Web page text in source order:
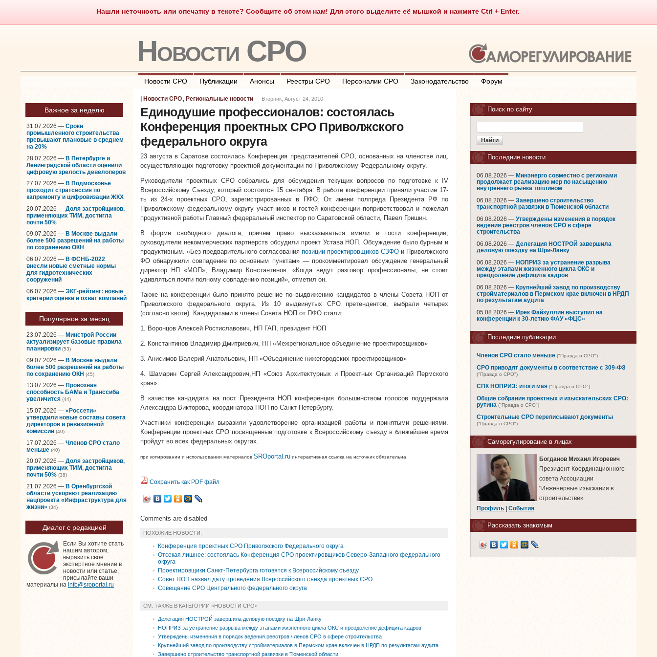
Нашли неточность или опечатку в тексте? Сообщите об этом нам! Для этого выделите её мышкой и нажмите Ctrl + Enter.
Саморегулирование Что такое СРО О портале Контакты Полезные ссылки
Новости СРО
Новости СРО Публикации Анонсы Реестры СРО Персоналии СРО Законодательство Форум
Важное за неделю
31.07.2026 — Сроки
промышленного строительства
превышают плановые в среднем
на 20%
28.07.2026 — В Петербурге и
Ленинградской области оценили
цифровую зрелость девелоперов
27.07.2026 — В Подмосковье
проходит стратсессия по
капремонту и цифровизации ЖКХ
20.07.2026 — Доля застройщиков,
применяющих ТИМ, достигла
почти 50%
09.07.2026 — В Москве выдали
более 500 разрешений на работы
по сохранению ОКН
06.07.2026 — В ФСНБ-2022
внесли новые сметные нормы
для гидротехнических
сооружений
06.07.2026 — ЭКГ-рейтинг: новые
критерии оценки и охват компаний
Популярное за месяц
23.07.2026 — Минстрой России
актуализирует базовые правила
планировки (53)
09.07.2026 — В Москве выдали
более 500 разрешений на работы
по сохранению ОКН (45)
13.07.2026 — Провозная
способность БАМа и Транссиба
увеличится (44)
15.07.2026 — «Россети»
утвердили новые составы совета
директоров и ревизионной
комиссии (40)
17.07.2026 — Членов СРО стало
меньше (40)
20.07.2026 — Доля застройщиков,
применяющих ТИМ, достигла
почти 50% (38)
21.07.2026 — В Оренбургской
области ускоряют реализацию
нацпроекта «Инфраструктура для
жизни» (34)
Диалог с редакцией
Если Вы хотите стать
нашим автором,
выразить своё
экспертное мнение в
новости или статье,
присылайте ваши
материалы на info@sroportal.ru
Новости СРО, Региональные новости Вторник, Август 24, 2010
Единодушие профессионалов: состоялась
Конференция проектных СРО Приволжского
федерального округа
23 августа в Саратове состоялась Конференция представителей СРО, основанных на членстве лиц,
осуществляющих подготовку проектной документации по Приволжскому Федеральному округу.
Руководители проектных СРО собрались для обсуждения текущих вопросов по подготовке к IV
Всероссийскому Съезду, который состоится 15 сентября. В работе конференции приняли участие 17-
ть из 24-х проектных СРО, зарегистрированных в ПФО. От имени полпреда Президента РФ по
Приволжскому федеральному округу участников и гостей конференции поприветствовал и пожелал
продуктивной работы Главный федеральный инспектор по Саратовской области, Павел Гришин.
В форме свободного диалога, причем право высказываться имели и гости конференции,
руководители некоммерческих партнерств обсудили проект Устава НОП. Обсуждение было бурным и
продуктивным. «Без предварительного согласования позиции проектировщиков СЗФО и Приволжского
ФО обнаружили совпадение по основным пунктам» — прокомментировал обсуждение генеральный
директор НП «МОП», Владимир Константинов. «Когда ведут разговор профессионалы, не стоит
удивляться почти полному совпадению позиций», отметил он.
Также на конференции было принято решение по выдвижению кандидатов в члены Совета НОП от
Приволжского федерального округа. Из 10 выдвинутых СРО претендентов, выбрали четырех
(согласно квоте). Кандидатами в члены Совета НОП от ПФО стали:
1. Воронцов Алексей Ростиславович, НП ГАП, президент НОП
2. Константинов Владимир Дмитриевич, НП «Межрегиональное объединение проектировщиков»
3. Анисимов Валерий Анатольевич, НП «Объединение нижегородских проектировщиков»
4. Шамарин Сергей Александрович,НП «Союз Архитектурных и Проектных Организаций Пермского
края»
В качестве кандидата на пост Президента НОП конференция большинством голосов поддержала
Александра Викторова, координатора НОП по Санкт-Петербургу.
Участники конференции выразили удовлетворение организацией работы и принятыми решениями.
Конференции проектных СРО посвященные подготовке к Всероссийскому съезду в ближайшее время
пройдут во всех федеральных округах.
при копировании и использовании материалов SROportal.ru интерактивная ссылка на источник обязательна
Сохранить как PDF файл
Comments are disabled
ПОХОЖИЕ НОВОСТИ:
Конференция проектных СРО Приволжского Федерального округа
Отсекая лишнее: состоялась Конференция СРО проектировщиков Северо-Западного федерального
округа
Проектировщики Санкт-Петербурга готовятся к Всероссийскому съезду
Совет НОП назвал дату проведения Всероссийского съезда проектных СРО
Совещание СРО Центрального федерального округа
СМ. ТАКЖЕ В КАТЕГОРИИ «НОВОСТИ СРО»
Делегация НОСТРОЙ завершила деловую поездку на Шри-Ланку
НОПРИЗ за устранение разрыва между этапами жизненного цикла ОКС и преодоление дефицита кадров
Утверждены изменения в порядок ведения реестров членов СРО в сфере строительства
Крупнейший завод по производству стройматериалов в Пермском крае включен в НРДП по результатам аудита
Завершено строительство транспортной развязки в Тюменской области
Поиск по сайту
Последние новости
06.08.2026 — Минэнерго совместно с регионами
продолжает реализацию мер по насыщению
внутреннего рынка топливом
06.08.2026 — Завершено строительство
транспортной развязки в Тюменской области
06.08.2026 — Утверждены изменения в порядок
ведения реестров членов СРО в сфере
строительства
06.08.2026 — Делегация НОСТРОЙ завершила
деловую поездку на Шри-Ланку
06.08.2026 — НОПРИЗ за устранение разрыва
между этапами жизненного цикла ОКС и
преодоление дефицита кадров
06.08.2026 — Крупнейший завод по производству
стройматериалов в Пермском крае включен в НРДП
по результатам аудита
05.08.2026 — Ирек Файзуллин выступил на
конференции к 30-летию ФАУ «ФЦС»
Последние публикации
Членов СРО стало меньше ("Правда о СРО")
СРО приводят документы в соответствие с 309-ФЗ
("Правда о СРО")
СПК НОПРИЗ: итоги мая ("Правда о СРО")
Общие собрания проектных и изыскательских СРО:
рутина ("Правда о СРО")
Строительные СРО переписывают документы
("Правда о СРО")
Саморегулирование в лицах
Богданов Михаил Игоревич
Президент Координационного
совета Ассоциации
"Инженерные изыскания в
строительстве»
Профиль
События
Рассказать знакомым